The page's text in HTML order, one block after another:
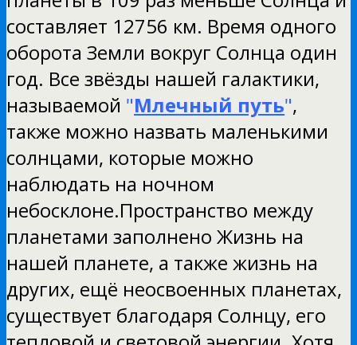
составляет 12756 км. Время одного
оборота Земли вокруг Солнца один
год. Все звёзды нашей галактики,
называемой "Млечный путь",
также можно назвать маленькими
солнцами, которые можно
наблюдать на ночном
небосклоне.Пространство между
планетами заполнено Жизнь на
нашей планете, а также жизнь на
других, ещё неосвоенных планетах,
существует благодаря Солнцу, его